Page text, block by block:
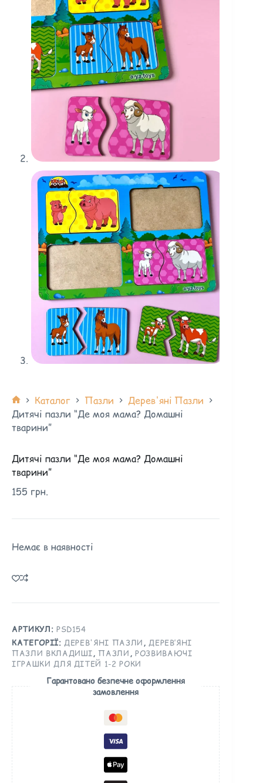
Каталог Пазли
Дерев'яні Пазли
Дитячі пазли “Де моя мама? Домашні
тварини”
Дитячі пазли “Де моя мама? Домашні
тварини”
155 грн.
Немає в наявності
АРТИКУЛ: PSD154
КАТЕГОРІЇ:ДЕРЕВ'ЯНІ ПАЗЛИ ,ДЕРЕВ’ЯНІ
ПАЗЛИ ВКЛАДИШІ, ПАЗЛИ , РОЗВИВАЮЧІ
ІГРАШКИ ДЛЯ ДІТЕЙ 1-2 РОКИ
Гарантовано безпечне оформлення
замовлення